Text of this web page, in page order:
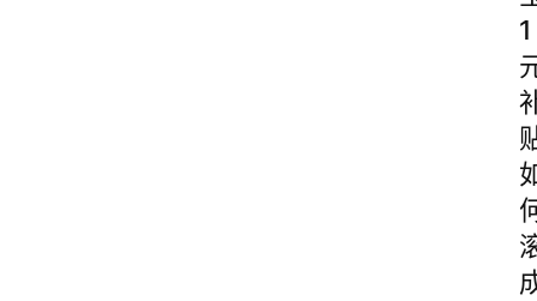
1